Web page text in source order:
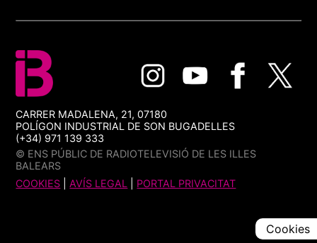
CARRER MADALENA, 21, 07180
POLÍGON INDUSTRIAL DE SON BUGADELLES
(+34) 971 139 333
© ENS PÚBLIC DE RADIOTELEVISIÓ DE LES ILLES
BALEARS
COOKIES |AVÍS LEGAL PORTAL PRIVACITAT
Cookies